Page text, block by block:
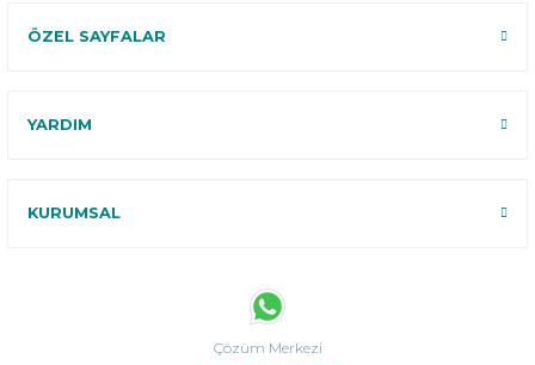
ÖZEL SAYFALAR
YARDIM
KURUMSAL
Çözüm Merkezi